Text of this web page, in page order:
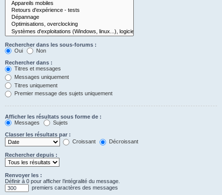
Rechercher dans les sous-forums :
Oui
Non
Rechercher dans :
Titres et messages
Messages uniquement
Titres uniquement
Premier message des sujets uniquement
Afficher les résultats sous forme de :
Messages
Sujets
Classer les résultats par :
Croissant
Décroissant
Rechercher depuis :
Renvoyer les :
Définir à 0 pour afficher l’intégralité du message.
premiers caractères des messages